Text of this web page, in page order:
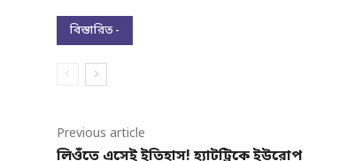
বিস্তারিত -
Previous article
লিওঁতে এসেই ইতিহাস! হ্যাটট্রিকে ইউরোপ